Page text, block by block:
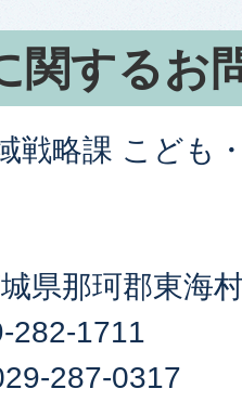
関するお
戦略課 こども
県那珂郡東海
282-1711
287-0317